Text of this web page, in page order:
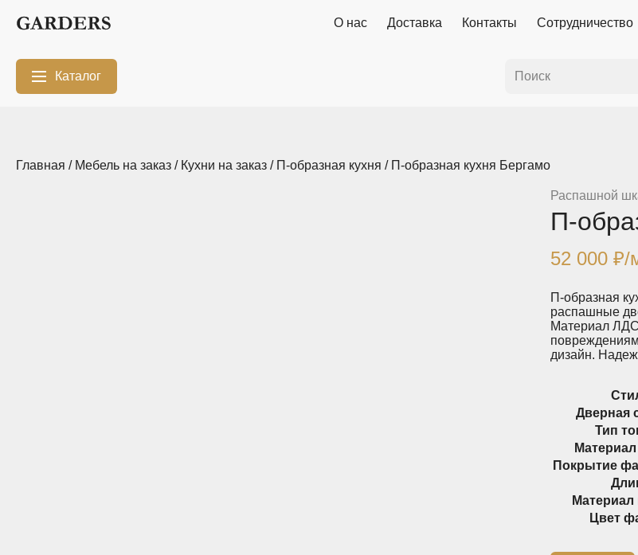
О нас Доставка Контакты Сотрудничество
Каталог
Главная / Мебель на заказ / Кухни на заказ / П-образная кухня / П-образная кухня Бергамо
Распашной
П-
52 000₽/
П-образная
распашные
Материал
дизайн.
Дверная
Тип
Покрытие
Материал
Цвет